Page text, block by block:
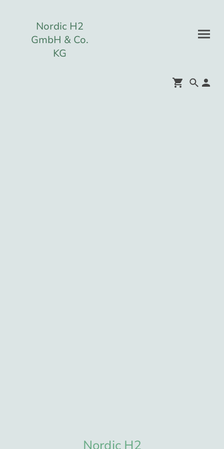
Nordic H2
GmbH & Co.
KG
Nordic H2